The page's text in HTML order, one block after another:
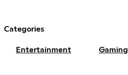
Categories
Entertainment Gaming